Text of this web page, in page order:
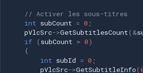
// Activer les sous-titres
int subCount = 0 ;
pVlcSrc->GetSubtitlesCount ( &
if
( subCount > 0)
{
int subId = 0 ;
pVlcSrc->GetSubtitleInfo (